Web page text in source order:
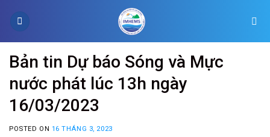
Bản tin Dự báo Sóng và Mực
nước phát lúc 13h ngày
16/03/2023
POSTED ON 16 THÁNG 3, 2023